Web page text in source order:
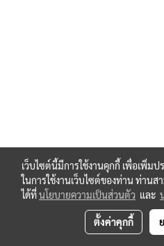
เว็บไซต์นี้มีการใช้งานคุกกี้ เพื่อเพิ่
ในการใช้งานเว็บไซต์ของท่าน ท่านส
ได้ที่นโยบายความเป็นส่วนตัว และ
ตั้งค่าคุกกี้